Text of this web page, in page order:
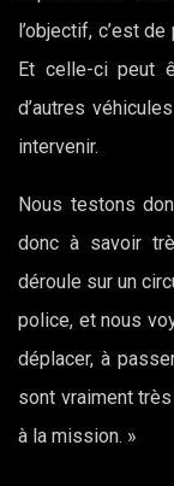
l’objectif, c’est
Et celle-ci peut
d’autres
intervenir.
Nous testons
donc à savoir
déroule sur un
police, et nous
déplacer, à
sont vraiment
à la mission. »